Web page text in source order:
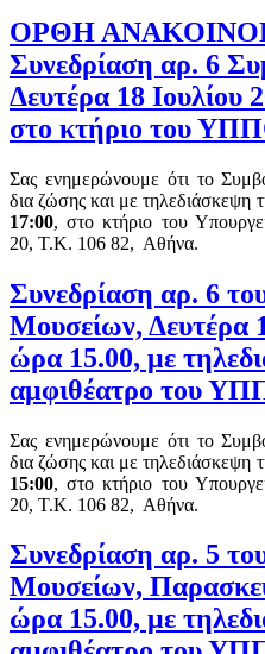
ΟΡΘΗ
Συνεδρίαση αρ. 6
Δευτέρα 18 Ιουλίου
στο κτήριο του
Σας ενημερώνουμε ότι το
δια ζώσης και με τηλεδιάσκεψη
17:00, στο κτήριο του
20, Τ.Κ. 106 82, Αθήνα.
Συνεδρίαση αρ. 6
Μουσείων, Δευτέρα
ώρα 15.00, με
αμφιθέατρο του
Σας ενημερώνουμε ότι το
δια ζώσης και με τηλεδιάσκεψη
15:00, στο κτήριο του
20, Τ.Κ. 106 82, Αθήνα.
Συνεδρίαση αρ. 5
Μουσείων,
ώρα 15.00, με